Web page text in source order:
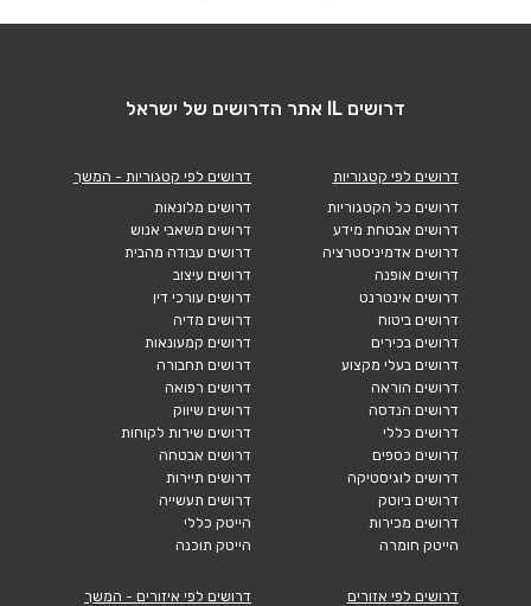
דרושים IL אתר הדרושים של ישראל
דרושים לפי קטגוריות
דרושים כל הקטגוריות
דרושים אבטחת מידע
דרושים אדמיניסטרציה
דרושים אופנה
דרושים אינטרנט
דרושים ביטוח
דרושים בכירים
דרושים בעלי מקצוע
דרושים הוראה
דרושים הנדסה
דרושים כללי
דרושים כספים
דרושים לוגיסטיקה
דרושים ביוטק
דרושים מכירות
הייטק חומרה
דרושים לפי קטגוריות - המשך
דרושים מלונאות
דרושים משאבי אנוש
דרושים עבודה מהבית
דרושים עיצוב
דרושים עורכי דין
דרושים מדיה
דרושים קמעונאות
דרושים תחבורה
דרושים רפואה
דרושים שיווק
דרושים שירות לקוחות
דרושים אבטחה
דרושים תיירות
דרושים תעשייה
הייטק כללי
הייטק תוכנה
דרושים לפי אזורים
דרושים לפי איזורים - המשך